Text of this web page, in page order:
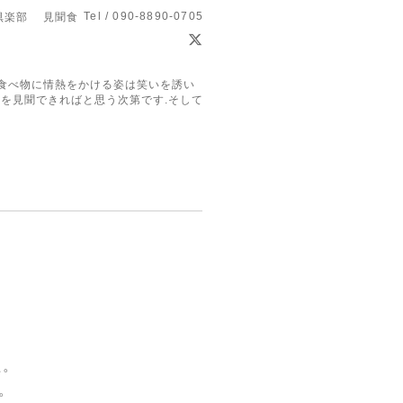
楽部 見聞食 Tel / 090-8890-0705
べ物に情熱をかける姿は笑いを誘い
見聞できればと思う次第です.そして